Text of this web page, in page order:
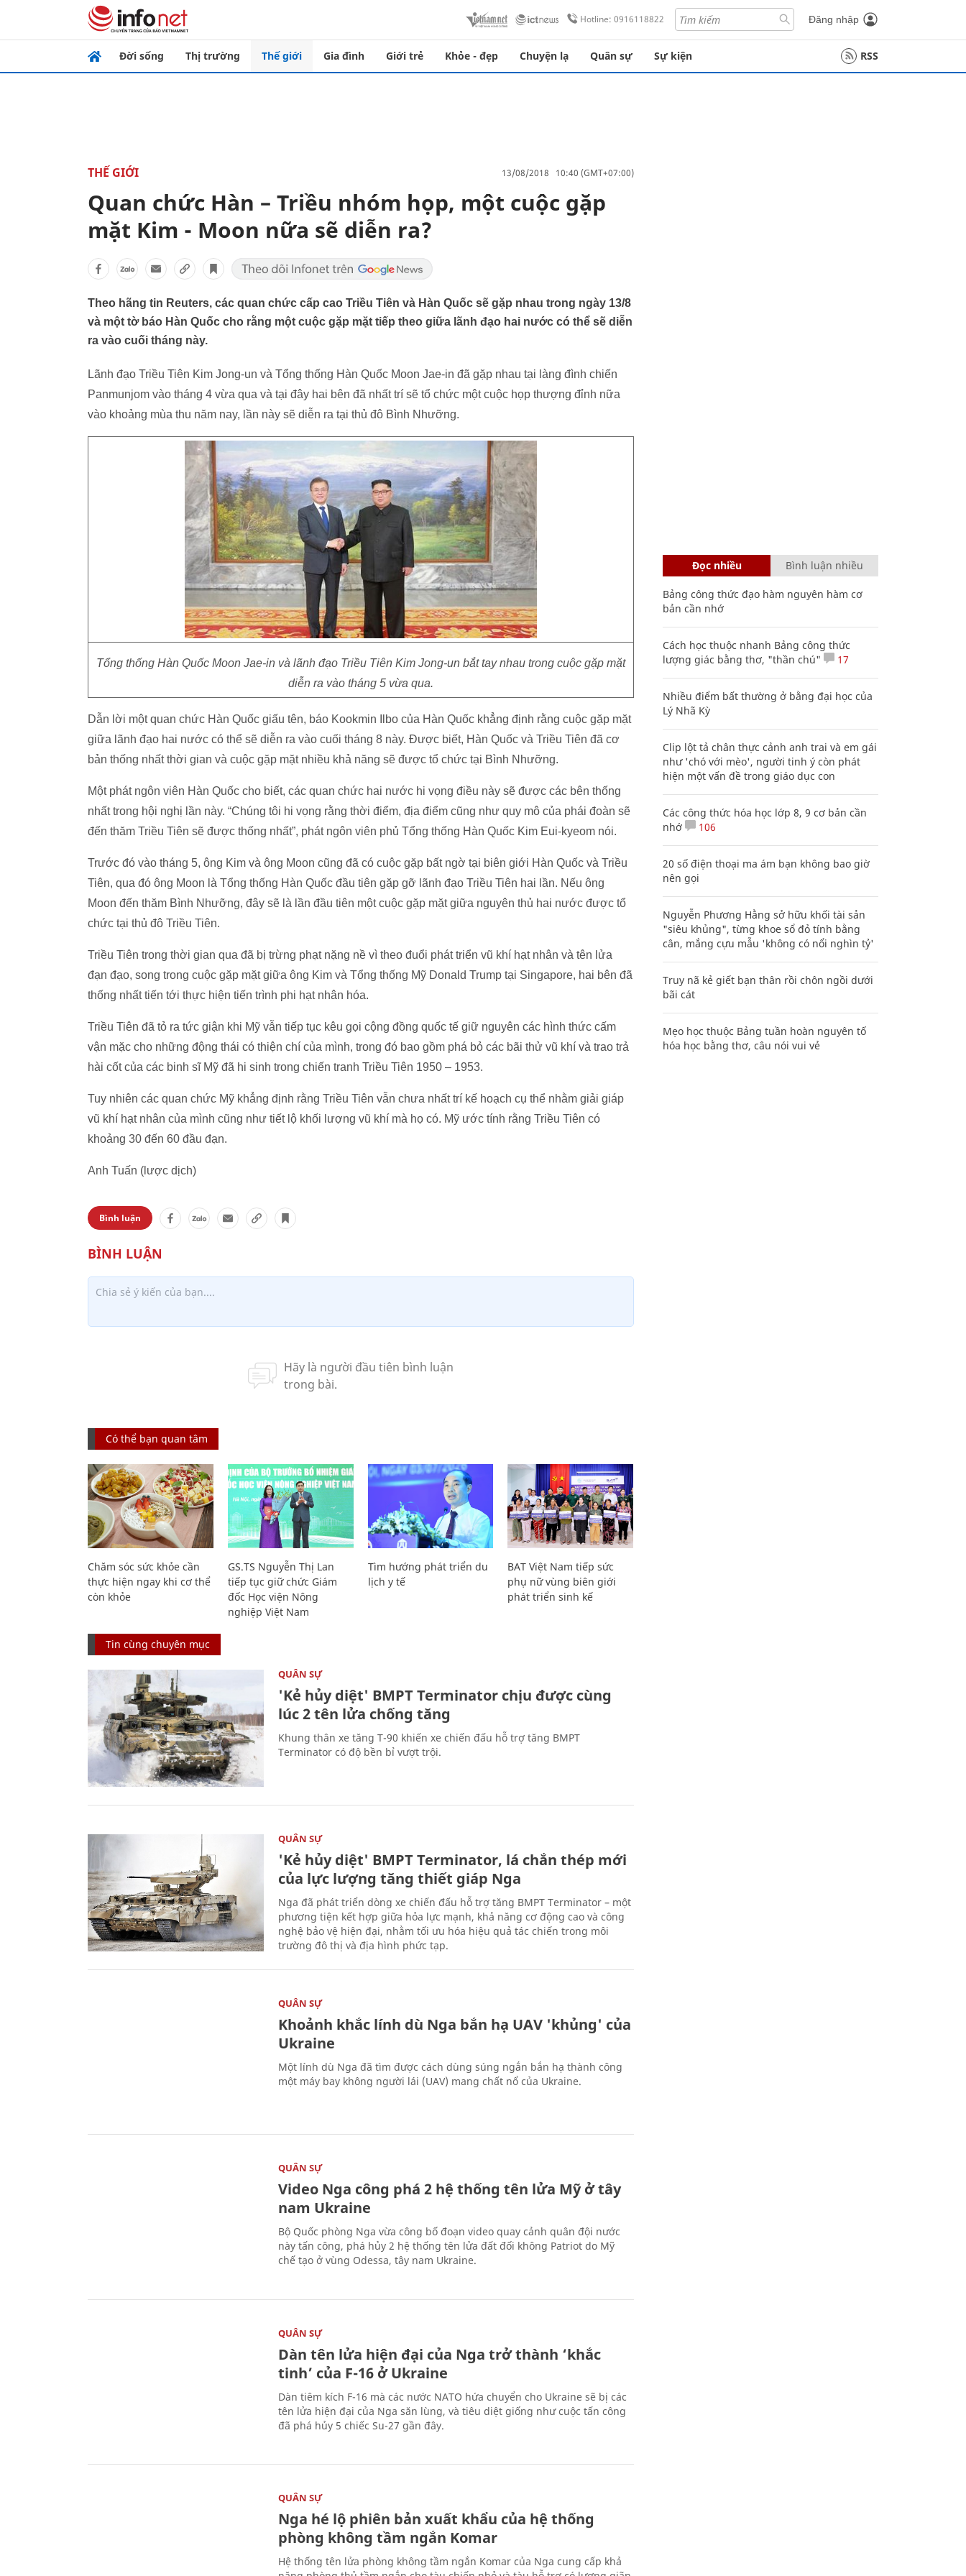
Hotline: 0916118822 Đăng nhập
Đời sống Thị trường Thế giới Gia đình Giới trẻ Khỏe - đẹp Chuyện lạ Quân sự Sự kiện RSS
THẾ GIỚI 13/08/2018 10:40 (GMT+07:00)
Quan chức Hàn – Triều nhóm họp, một cuộc gặp
mặt Kim - Moon nữa sẽ diễn ra?
Theo hãng tin Reuters, các quan chức cấp cao Triều Tiên và Hàn Quốc sẽ gặp nhau trong ngày 13/8
và một tờ báo Hàn Quốc cho rằng một cuộc gặp mặt tiếp theo giữa lãnh đạo hai nước có thể sẽ diễn
ra vào cuối tháng này.
Lãnh đạo Triều Tiên Kim Jong-un và Tổng thống Hàn Quốc Moon Jae-in đã gặp nhau tại làng đình chiến
Panmunjom vào tháng 4 vừa qua và tại đây hai bên đã nhất trí sẽ tổ chức một cuộc họp thượng đỉnh nữa
vào khoảng mùa thu năm nay, lần này sẽ diễn ra tại thủ đô Bình Nhưỡng.
Tổng thống Hàn Quốc Moon Jae-in và lãnh đạo Triều Tiên Kim Jong-un bắt tay nhau trong cuộc gặp mặt
diễn ra vào tháng 5 vừa qua.
Dẫn lời một quan chức Hàn Quốc giấu tên, báo Kookmin Ilbo của Hàn Quốc khẳng định rằng cuộc gặp mặt
giữa lãnh đạo hai nước có thể sẽ diễn ra vào cuối tháng 8 này. Được biết, Hàn Quốc và Triều Tiên đã cơ
bản thống nhất thời gian và cuộc gặp mặt nhiều khả năng sẽ được tổ chức tại Bình Nhưỡng.
Một phát ngôn viên Hàn Quốc cho biết, các quan chức hai nước hi vọng điều này sẽ được các bên thống
nhất trong hội nghị lần này. “Chúng tôi hi vọng rằng thời điểm, địa điểm cũng như quy mô của phái đoàn sẽ
đến thăm Triều Tiên sẽ được thống nhất”, phát ngôn viên phủ Tổng thống Hàn Quốc Kim Eui-kyeom nói.
Trước đó vào tháng 5, ông Kim và ông Moon cũng đã có cuộc gặp bất ngờ tại biên giới Hàn Quốc và Triều
Tiên, qua đó ông Moon là Tổng thống Hàn Quốc đầu tiên gặp gỡ lãnh đạo Triều Tiên hai lần. Nếu ông
Moon đến thăm Bình Nhưỡng, đây sẽ là lần đầu tiên một cuộc gặp mặt giữa nguyên thủ hai nước được tổ
chức tại thủ đô Triều Tiên.
Triều Tiên trong thời gian qua đã bị trừng phạt nặng nề vì theo đuổi phát triển vũ khí hạt nhân và tên lửa
đạn đạo, song trong cuộc gặp mặt giữa ông Kim và Tổng thống Mỹ Donald Trump tại Singapore, hai bên đã
thống nhất tiến tới thực hiện tiến trình phi hạt nhân hóa.
Triều Tiên đã tỏ ra tức giận khi Mỹ vẫn tiếp tục kêu gọi cộng đồng quốc tế giữ nguyên các hình thức cấm
vận mặc cho những động thái có thiện chí của mình, trong đó bao gồm phá bỏ các bãi thử vũ khí và trao trả
hài cốt của các binh sĩ Mỹ đã hi sinh trong chiến tranh Triều Tiên 1950 – 1953.
Tuy nhiên các quan chức Mỹ khẳng định rằng Triều Tiên vẫn chưa nhất trí kế hoạch cụ thể nhằm giải giáp
vũ khí hạt nhân của mình cũng như tiết lộ khối lượng vũ khí mà họ có. Mỹ ước tính rằng Triều Tiên có
khoảng 30 đến 60 đầu đạn.
Anh Tuấn (lược dịch)
Bình luận
Có thể bạn quan tâm
Chăm sóc sức khỏe cần
thực hiện ngay khi cơ thể
còn khỏe
GS.TS Nguyễn Thị Lan
tiếp tục giữ chức Giám
đốc Học viện Nông
nghiệp Việt Nam
Tìm hướng phát triển du
lịch y tế
BAT Việt Nam tiếp sức
phụ nữ vùng biên giới
phát triển sinh kế
Tin cùng chuyên mục
QUÂN SỰ
'Kẻ hủy diệt' BMPT Terminator chịu được cùng
lúc 2 tên lửa chống tăng
Khung thân xe tăng T-90 khiến xe chiến đấu hỗ trợ tăng BMPT
Terminator có độ bền bỉ vượt trội.
QUÂN SỰ
'Kẻ hủy diệt' BMPT Terminator, lá chắn thép mới
của lực lượng tăng thiết giáp Nga
Nga đã phát triển dòng xe chiến đấu hỗ trợ tăng BMPT Terminator – một
phương tiện kết hợp giữa hỏa lực mạnh, khả năng cơ động cao và công
nghệ bảo vệ hiện đại, nhằm tối ưu hóa hiệu quả tác chiến trong môi
trường đô thị và địa hình phức tạp.
QUÂN SỰ
Khoảnh khắc lính dù Nga bắn hạ UAV 'khủng' của
Ukraine
Một lính dù Nga đã tìm được cách dùng súng ngắn bắn hạ thành công
một máy bay không người lái (UAV) mang chất nổ của Ukraine.
QUÂN SỰ
Video Nga công phá 2 hệ thống tên lửa Mỹ ở tây
nam Ukraine
Bộ Quốc phòng Nga vừa công bố đoạn video quay cảnh quân đội nước
này tấn công, phá hủy 2 hệ thống tên lửa đất đối không Patriot do Mỹ
chế tạo ở vùng Odessa, tây nam Ukraine.
QUÂN SỰ
Dàn tên lửa hiện đại của Nga trở thành ‘khắc
tinh’ của F-16 ở Ukraine
Dàn tiêm kích F-16 mà các nước NATO hứa chuyển cho Ukraine sẽ bị các
tên lửa hiện đại của Nga săn lùng, và tiêu diệt giống như cuộc tấn công
đã phá hủy 5 chiếc Su-27 gần đây.
QUÂN SỰ
Nga hé lộ phiên bản xuất khẩu của hệ thống
phòng không tầm ngắn Komar
Hệ thống tên lửa phòng không tầm ngắn Komar của Nga cung cấp khả
Đọc nhiều Bình luận nhiều
Bảng công thức đạo hàm nguyên hàm cơ
bản cần nhớ
Cách học thuộc nhanh Bảng công thức
lượng giác bằng thơ, "thần chú"
17
Nhiều điểm bất thường ở bằng đại học của
Lý Nhã Kỳ
Clip lột tả chân thực cảnh anh trai và em gái
như 'chó với mèo', người tinh ý còn phát
hiện một vấn đề trong giáo dục con
Các công thức hóa học lớp 8, 9 cơ bản cần
nhớ
106
20 số điện thoại ma ám bạn không bao giờ
nên gọi
Nguyễn Phương Hằng sở hữu khối tài sản
"siêu khủng", từng khoe sổ đỏ tính bằng
cân, mắng cựu mẫu 'không có nổi nghìn tỷ'
Truy nã kẻ giết bạn thân rồi chôn ngồi dưới
bãi cát
Mẹo học thuộc Bảng tuần hoàn nguyên tố
hóa học bằng thơ, câu nói vui vẻ